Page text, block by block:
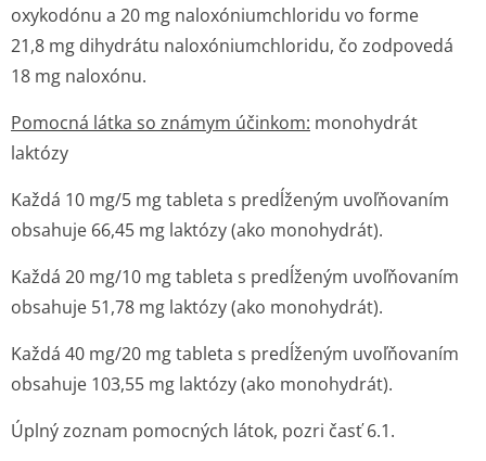
oxykodónu a 20 mg naloxóniumchloridu vo forme
21,8 mg dihydrátu naloxóniumchloridu, čo zodpovedá
18 mg naloxónu.
Pomocná látka so známym účinkom: monohydrát
laktózy
Každá 10 mg/5 mg tableta s predĺženým uvoľňovaním
obsahuje 66,45 mg laktózy (ako monohydrát).
Každá 20 mg/10 mg tableta s predĺženým uvoľňovaním
obsahuje 51,78 mg laktózy (ako monohydrát).
Každá 40 mg/20 mg tableta s predĺženým uvoľňovaním
obsahuje 103,55 mg laktózy (ako monohydrát).
Úplný zoznam pomocných látok, pozri časť 6.1.